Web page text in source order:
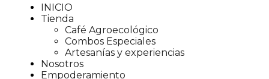
INICIO
Tienda
Café Agroecológico
Combos Especiales
Artesanías y experiencias
Nosotros
Empoderamiento